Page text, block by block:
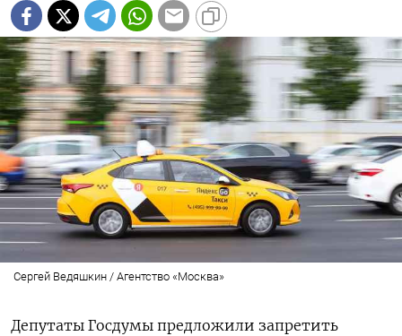
Сергей Ведяшкин / Агентство «Москва»
Депутаты Госдумы предложили запретить